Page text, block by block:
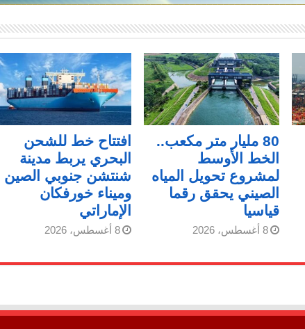
80 مليار متر مكعب..
الخط الأوسط
لمشروع تحويل المياه
الصيني يحقق رقما
قياسيا
8 أغسطس، 2026
افتتاح خط للشحن
البحري يربط مدينة
شنتشن جنوبي الصين
وميناء خورفكان
الإماراتي
8 أغسطس، 2026